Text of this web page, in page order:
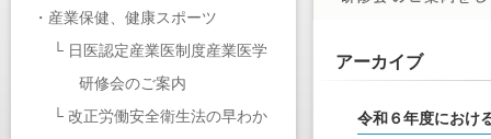
・ 産業保健、健康スポーツ
└ 日医認定産業医制度産業医学
研修会のご案内
└ 改正労働安全衛生法の早わか
アーカイブ
令和６年度におけ